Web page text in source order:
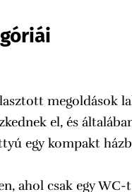
megoldások
el, és
egy kompakt
ahol csak egy